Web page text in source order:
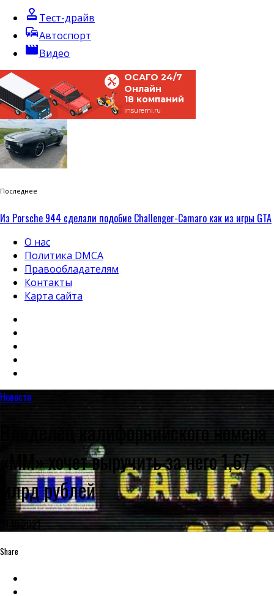
approval Тест-драйв
commuteАвтоспорт
movieВидео
ОСАГО 24/7
Онлайн
18 компаний
insuremi.ru
Последнее
Из Porsche 944 сделали подобие Challenger-Camaro как из игры GTA
О нас
Политика DMCA
Правообладателям
Контакты
Карта сайта
Новости
Владелец калифорнийского номера
«MM» хочет выручить за него 1,67
млрд рублей
31.10.2021
Share